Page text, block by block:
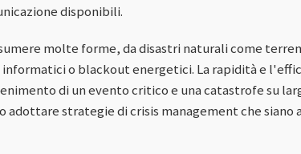
disponibili.
molte forme, da disastri naturali come
o blackout energetici. La rapidità e
di un evento critico e una catastrofe su
adottare strategie di crisis management che